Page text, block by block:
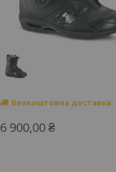
Безкоштовна доставка
6 900,00 ₴